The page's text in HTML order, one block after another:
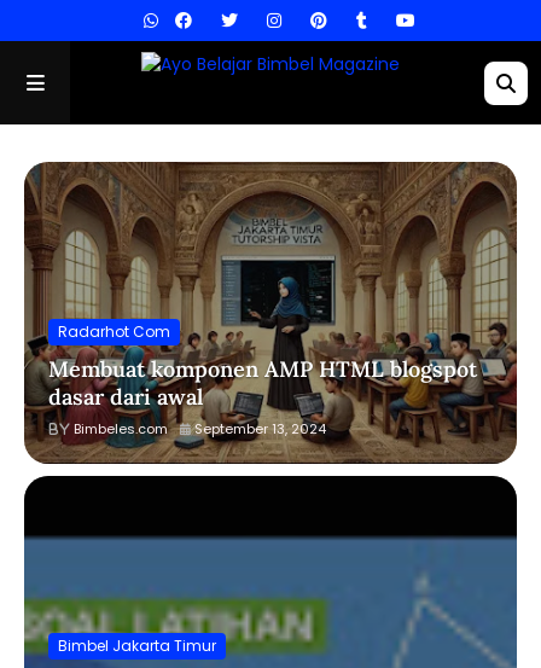
Radarhot Com
Membuat komponen AMP HTML blogspot
dasar dari awal
Bimbeles.com September 13, 2024
Bimbel Jakarta Timur